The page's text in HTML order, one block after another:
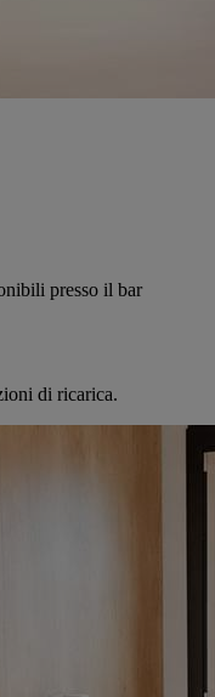
presso il bar
di ricarica.